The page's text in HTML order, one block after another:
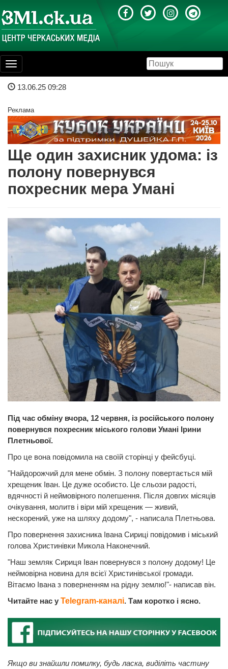
Toggle
navigation
13.06.25 09:28
Реклама
Ще один захисник удома: із
полону повернувся
похресник мера Умані
Під час обміну вчора, 12 червня, із російського полону
повернувся похресник міського голови Умані Ірини
Плетньової.
Про це вона повідомила на своїй сторінці у фейсбуці.
"Найдорожчий для мене обмін. З полону повертається мій
хрещеник Іван. Це дуже особисто. Це сльози радості,
вдячності й неймовірного полегшення. Після довгих місяців
очікування, молитв і віри мій хрещеник — живий,
нескорений, уже на шляху додому", - написала Плетньова.
Про повернення захисника Івана Сириці повідомив і міський
голова Христинівки Микола Наконечний.
"Наш земляк Сириця Іван повернувся з полону додому! Це
неймовірна новина для всієї Христинівської громади.
Вітаємо Івана з поверненням на рідну землю!"- написав він.
Читайте нас у Telegram-каналі. Там коротко і ясно.
Якщо ви знайшли помилку, будь ласка, виділіть частину